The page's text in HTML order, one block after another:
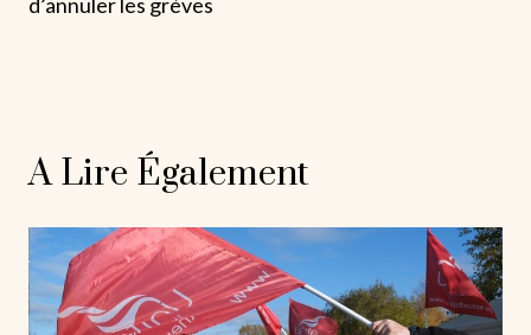
A Lire Également